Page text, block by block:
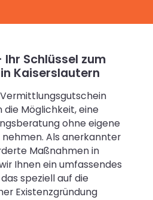
Schlüssel zum
Kaiserslautern
Möglichkeit, eine
ohne eigene
Als anerkannter
Maßnahmen in
Ihnen ein umfassendes
speziell auf die
Existenzgründung